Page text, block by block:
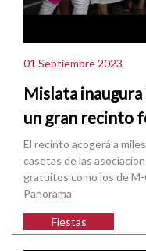
01 Septiembre 2023
Mislata
un gran recinto
El recinto acogerá a
casetas de las
gratuitos como los de
Panorama
Fiestas